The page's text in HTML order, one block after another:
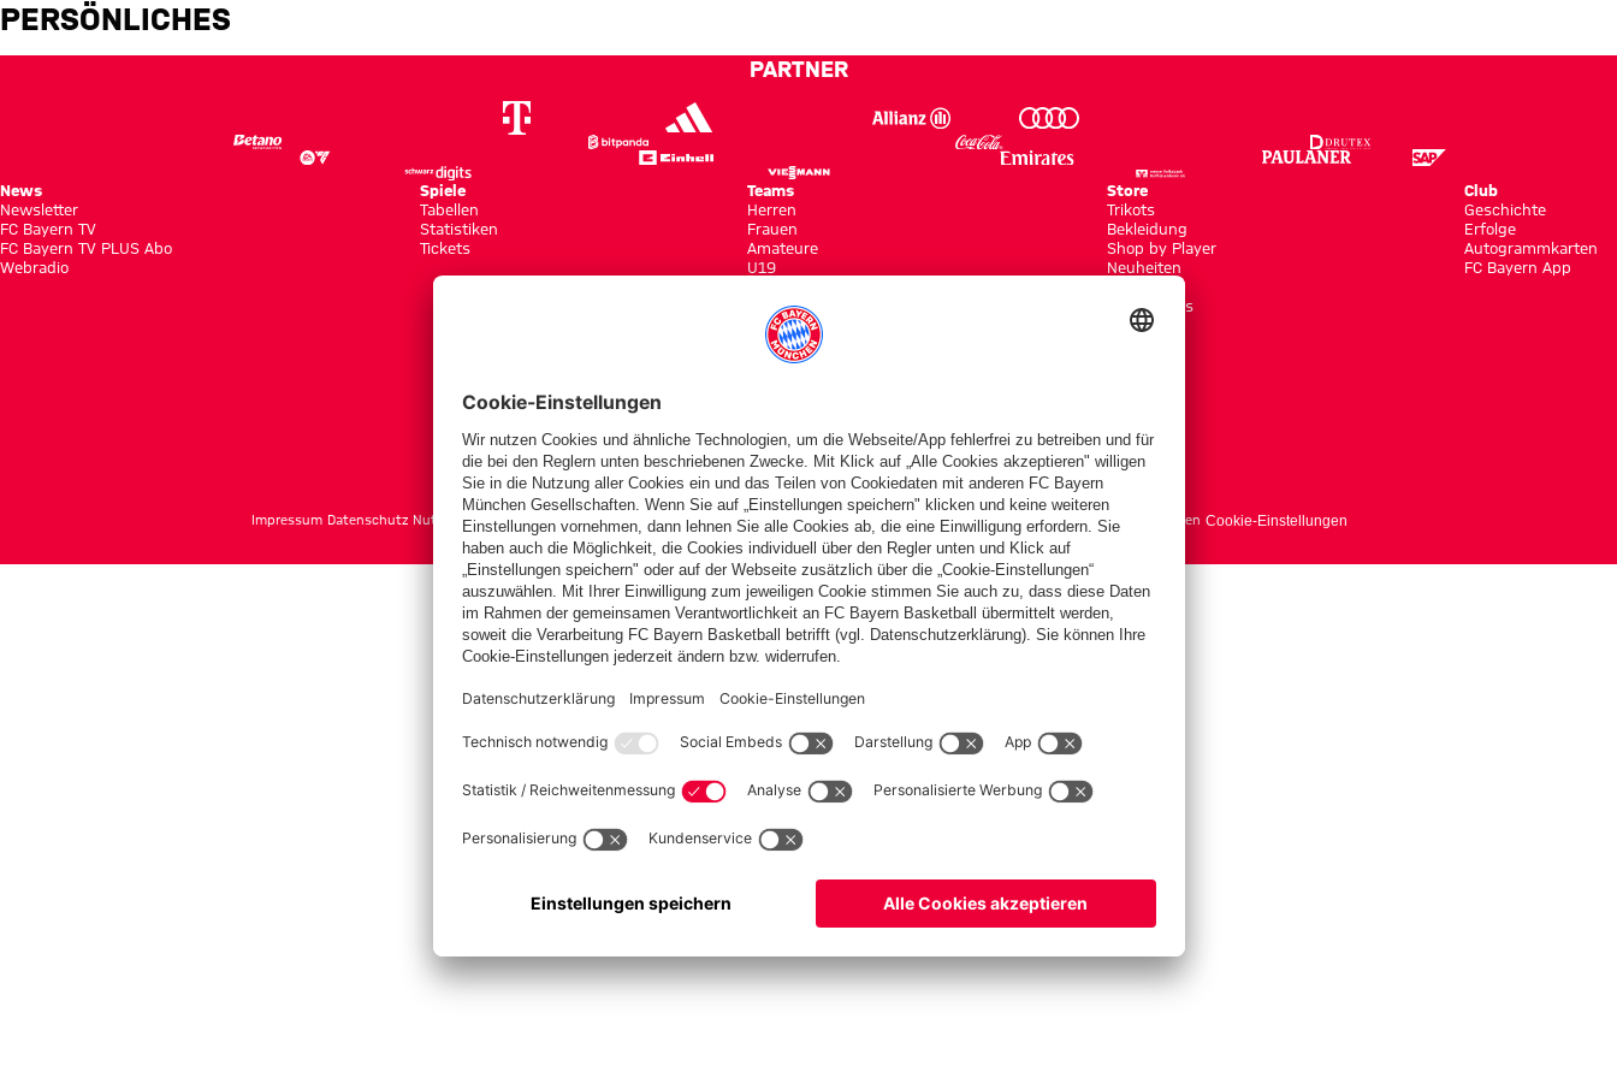
Adam El-Chaar
PERSÖNLICHES
PARTNER
News
Newsletter
FC Bayern TV
FC Bayern TV PLUS Abo
Webradio
Spiele
Tabellen
Statistiken
Tickets
Teams
Herren
Frauen
Amateure
U19
Store
Trikots
Bekleidung
Shop by Player
Neuheiten
Accessoires
Club
Geschichte
Erfolge
Autogrammkarten
FC Bayern App
fcbayern.com Basketball Allianz Arena Media Center Jobs FC Bayern Tours
© FC Bayern München AG – 2026
Impressum Datenschutz Nutzungsbedingungen Barrierefreiheit Kinder- und Jugendschutz Hinweisgebersystem FAQ Kontakt Verträge hier kündigen Cookie-Einstellungen